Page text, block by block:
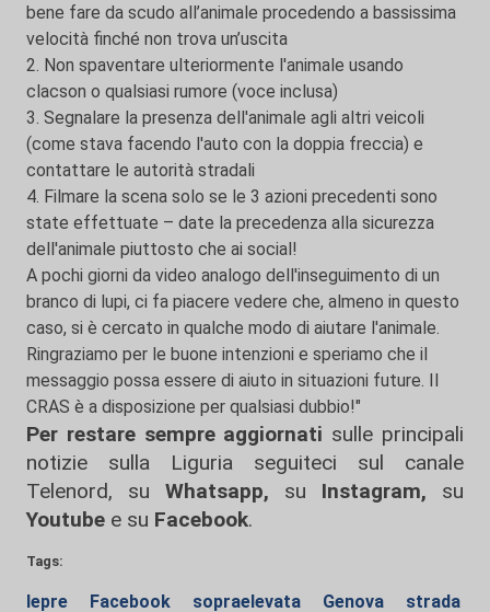
bene fare da scudo all’animale procedendo a bassissima
velocità finché non trova un’uscita
2. Non spaventare ulteriormente l'animale usando
clacson o qualsiasi rumore (voce inclusa)
3. Segnalare la presenza dell'animale agli altri veicoli
(come stava facendo l'auto con la doppia freccia) e
contattare le autorità stradali
4. Filmare la scena solo se le 3 azioni precedenti sono
state effettuate – date la precedenza alla sicurezza
dell'animale piuttosto che ai social!
A pochi giorni da video analogo dell'inseguimento di un
branco di lupi, ci fa piacere vedere che, almeno in questo
caso, si è cercato in qualche modo di aiutare l'animale.
Ringraziamo per le buone intenzioni e speriamo che il
messaggio possa essere di aiuto in situazioni future. Il
CRAS è a disposizione per qualsiasi dubbio!"
Per restare sempre aggiornati sulle principali
notizie sulla Liguria seguiteci sul canale
Telenord, su
Whatsapp, su Instagram, su
Youtube e su Facebook.
Tags:
lepre Facebook sopraelevata Genova strada